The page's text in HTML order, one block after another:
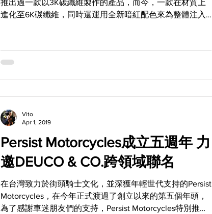
推出過一款以3K碳纖維製作的產品，而今，一款在材質上
進化至6K碳纖維，同時還運用全新暗紅配色來為整體注入
Persist Motorcycles成立五週年 力
邀DEUCO & CO.跨領域聯名
在台灣致力於街頭騎士文化，並深獲年輕世代支持的Persist
Motorcycles，在今年正式渡過了創立以來的第五個年頭，
為了感謝車迷朋友們的支持，Persist Motorcycles特別推出
Vito
Apr 1, 2019